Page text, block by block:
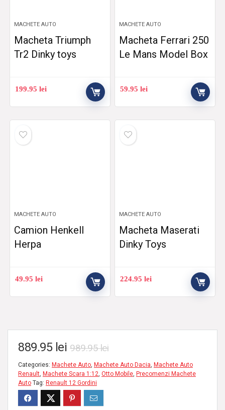
MACHETE AUTO
Macheta Triumph
Tr2 Dinky toys
199.95lei
MACHETE AUTO
Macheta Ferrari 250
Le Mans Model Box
59.95lei
MACHETE AUTO
Camion Henkell
Herpa
49.95lei
MACHETE AUTO
Macheta Maserati
Dinky Toys
224.95lei
989.95lei
889.95 lei
Categories: Machete Auto, Machete Auto Dacia, Machete Auto
Renault, Machete Scara 1:12, Otto Mobile, Precomenzi Machete
Auto Tag: Renault 12 Gordini